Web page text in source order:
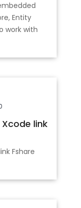
Entity
work with
Xcode link
Fshare